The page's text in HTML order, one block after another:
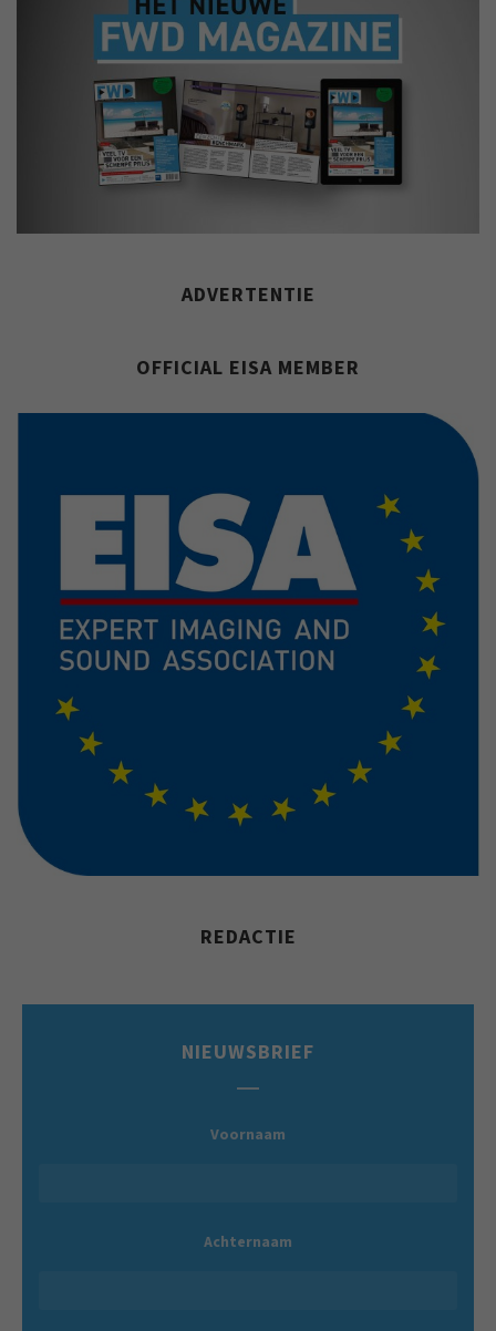
ADVERTENTIE
OFFICIAL EISA MEMBER
REDACTIE
NIEUWSBRIEF
Voornaam
Achternaam